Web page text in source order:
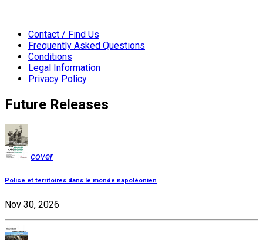
Contact / Find Us
Frequently Asked Questions
Conditions
Legal Information
Privacy Policy
Future Releases
cover
Police et territoires dans le monde napoléonien
Nov 30, 2026